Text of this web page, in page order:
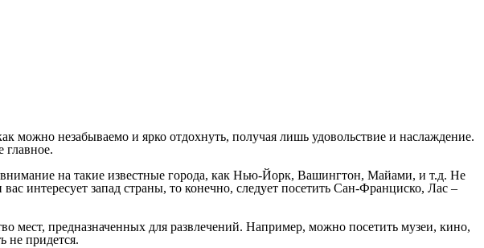
можно незабываемо и ярко отдохнуть, получая лишь удовольствие и наслаждение.
главное.
внимание на такие известные города, как Нью-Йорк, Вашингтон, Майами, и т.д. Не
интересует запад страны, то конечно, следует посетить Сан-Франциско, Лас –
мест, предназначенных для развлечений. Например, можно посетить музеи, кино,
не придется.